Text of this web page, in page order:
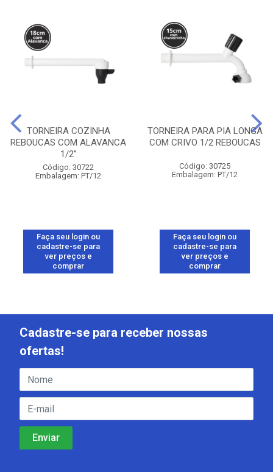
TORNEIRA COZINHA
REBOUCAS COM ALAVANCA
1/2”
Código: 30722
Embalagem: PT/12
Faça seu login ou
cadastre-se para
ver preços e
comprar
TORNEIRA PARA PIA LONGA
COM CRIVO 1/2 REBOUCAS
Código: 30725
Embalagem: PT/12
Faça seu login ou
cadastre-se para
ver preços e
comprar
Cadastre-se para receber nossas
ofertas!